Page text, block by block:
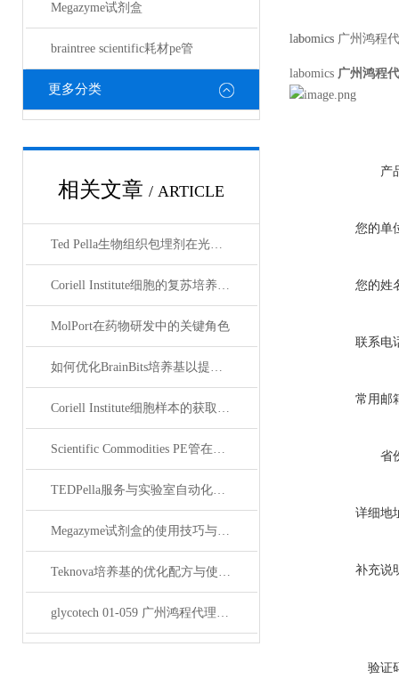
Megazyme试剂盒
braintree scientific耗材pe管
更多分类
相关文章 / ARTICLE
Ted Pella生物组织包埋剂在光镜与电镜联用技术中的应用
Coriell Institute细胞的复苏培养与质量控制规范
MolPort在药物研发中的关键角色
如何优化BrainBits培养基以提高实验效果？
Coriell Institute细胞样本的获取与应用指南
Scientific Commodities PE管在环保实验中的作用
TEDPella服务与实验室自动化设备的整合
Megazyme试剂盒的使用技巧与实验优化方法
Teknova培养基的优化配方与使用技巧
glycotech 01-059 广州鸿程代理：开启糖生物学研究新征程
labomics 广州鸿程
labomics 广州鸿程
产
您的单
您的姓
联系电
常用邮
省
详细地
补充说
验证